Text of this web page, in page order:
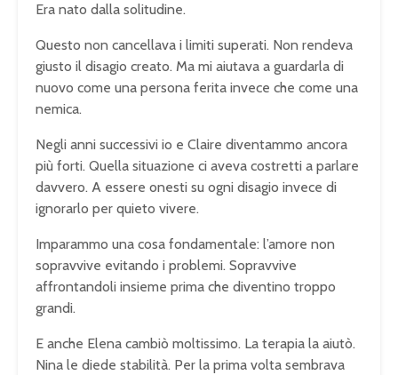
Era nato dalla solitudine.
Questo non cancellava i limiti superati. Non rendeva
giusto il disagio creato. Ma mi aiutava a guardarla di
nuovo come una persona ferita invece che come una
nemica.
Negli anni successivi io e Claire diventammo ancora
più forti. Quella situazione ci aveva costretti a parlare
davvero. A essere onesti su ogni disagio invece di
ignorarlo per quieto vivere.
Imparammo una cosa fondamentale: l’amore non
sopravvive evitando i problemi. Sopravvive
affrontandoli insieme prima che diventino troppo
grandi.
E anche Elena cambiò moltissimo. La terapia la aiutò.
Nina le diede stabilità. Per la prima volta sembrava